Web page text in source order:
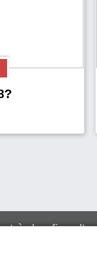
à des fins